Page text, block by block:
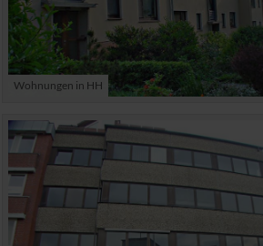
Wohnungen in HH